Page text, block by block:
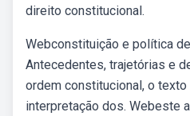
direito constitucional.
Webconstituição e política
Antecedentes, trajetórias e
ordem constitucional, o
interpretação dos. Webeste